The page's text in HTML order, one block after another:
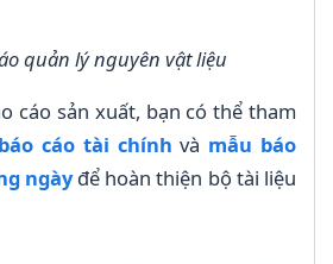
quản lý nguyên vật liệu
cáo sản xuất, bạn có thể tham
cáo tài chính và mẫu báo
ngàyđể hoàn thiện bộ tài liệu